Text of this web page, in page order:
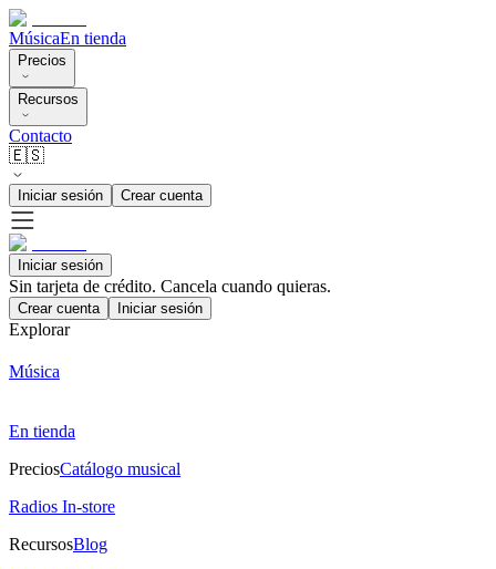
MúsicaEn tienda
Precios
Recursos
Contacto
🇪🇸
Iniciar sesión Crear cuenta
Iniciar sesión
Sin tarjeta de crédito. Cancela cuando quieras.
Crear cuenta Iniciar sesión
Explorar
Música
En tienda
PreciosCatálogo musical
Radios In-store
RecursosBlog